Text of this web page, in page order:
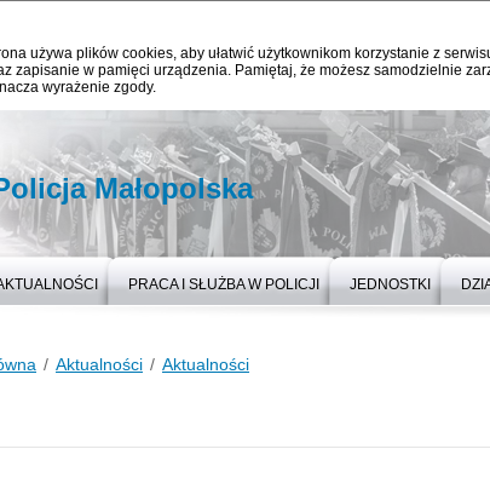
używa plików cookies, aby ułatwić użytkownikom korzystanie z
zapisanie w pamięci urządzenia. Pamiętaj, że możesz samodzielnie
wyrażenie zgody.
Małopolska
PRACA I SŁUŻBA W POLICJI JEDNOSTKI
Aktualności Aktualności